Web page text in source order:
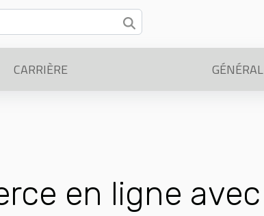
CARRIÈRE GÉNÉRAL
en ligne avec